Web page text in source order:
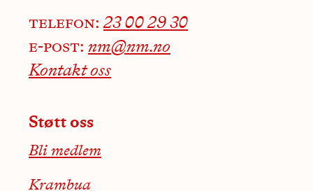
telefon:23 00 29 30
e-post: nm@nm.no
Kontakt oss
Støtt oss
Bli medlem
Krambua